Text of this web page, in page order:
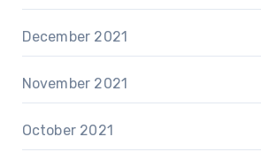
December 2021
November 2021
October 2021